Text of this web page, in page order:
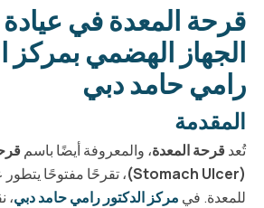
قرحة المعدة في
الجهاز الهضمي بمركز
رامي حامد دبي
المقدمة
تُعد قرحة المعدة، والمعروفة أيضًا باسم
(Stomach Ulcer)
، تقرحًا مفتوحًا يتطور
للمعدة. في مركز الدكتور رامي حامد دبي،